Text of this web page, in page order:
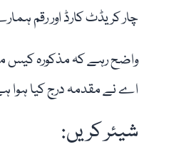
چار کریڈٹ کارڈ اور رقم
واضح رہے کہ مذکورہ کیس
اے نے مقدمہ درج کیا ہوا
شیئر کریں: